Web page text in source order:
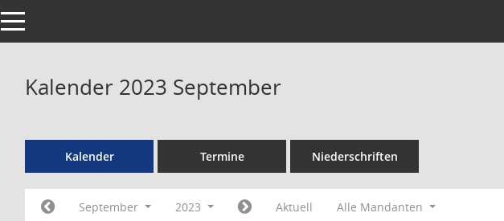
Toggle navigation
Kalender 2023 September
Kalender Termine Niederschriften
September 2023 Aktuell Alle Mandanten